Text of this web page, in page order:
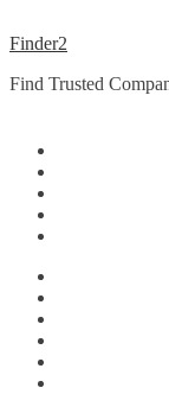
Skip
navigation
Skip
content
Finder2
Find Trusted